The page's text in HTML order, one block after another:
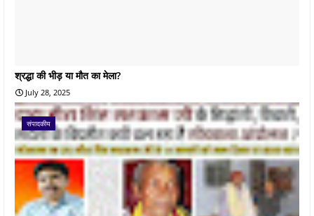
श्रद्धा की भीड़ या मौत का मेला?
July 28, 2025
संपादकीय